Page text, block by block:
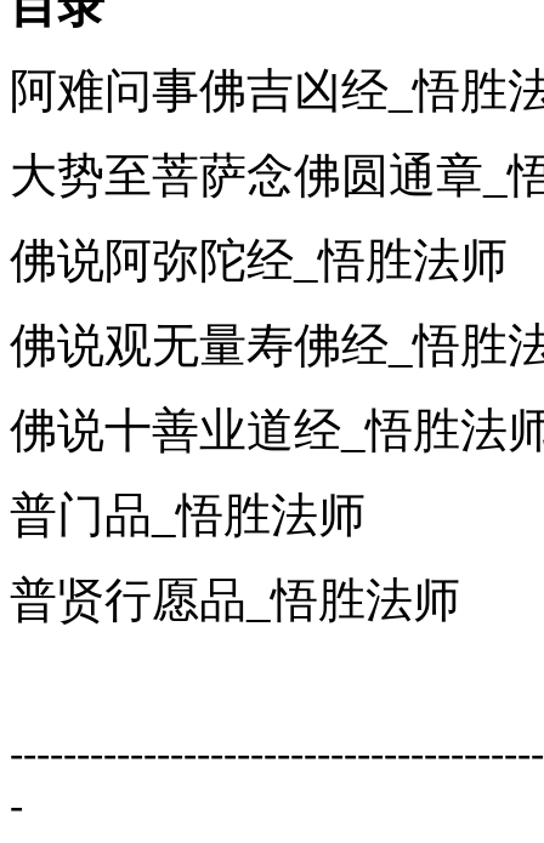
阿难问事佛吉凶经_悟胜
大势至菩萨念佛圆通章_
佛说阿弥陀经_悟胜法师
佛说观无量寿佛经_悟胜
佛说十善业道经_悟胜法
普门品_悟胜法师
普贤行愿品_悟胜法师
-